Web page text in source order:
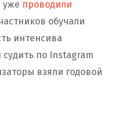
уже проводили
обучали
интенсива
судить по Instagram
взяли годовой